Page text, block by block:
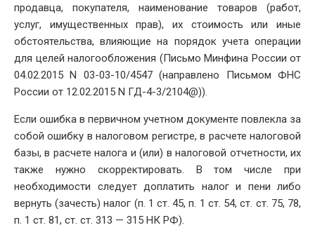
продавца, покупателя, наименование товаров (работ,
услуг, имущественных прав), их стоимость или иные
обстоятельства, влияющие на порядок учета операции
для целей налогообложения (Письмо Минфина России от
04.02.2015 N 03-03-10/4547 (направлено Письмом ФНС
России от 12.02.2015 N ГД-4-3/2104@)).
Если ошибка в первичном учетном документе повлекла за
собой ошибку в налоговом регистре, в расчете налоговой
базы, в расчете налога и (или) в налоговой отчетности, их
также нужно скорректировать. В том числе при
необходимости следует доплатить налог и пени либо
вернуть (зачесть) налог (п. 1 ст. 45, п. 1 ст. 54, ст. ст. 75, 78,
п. 1 ст. 81, ст. ст. 313 — 315 НК РФ).